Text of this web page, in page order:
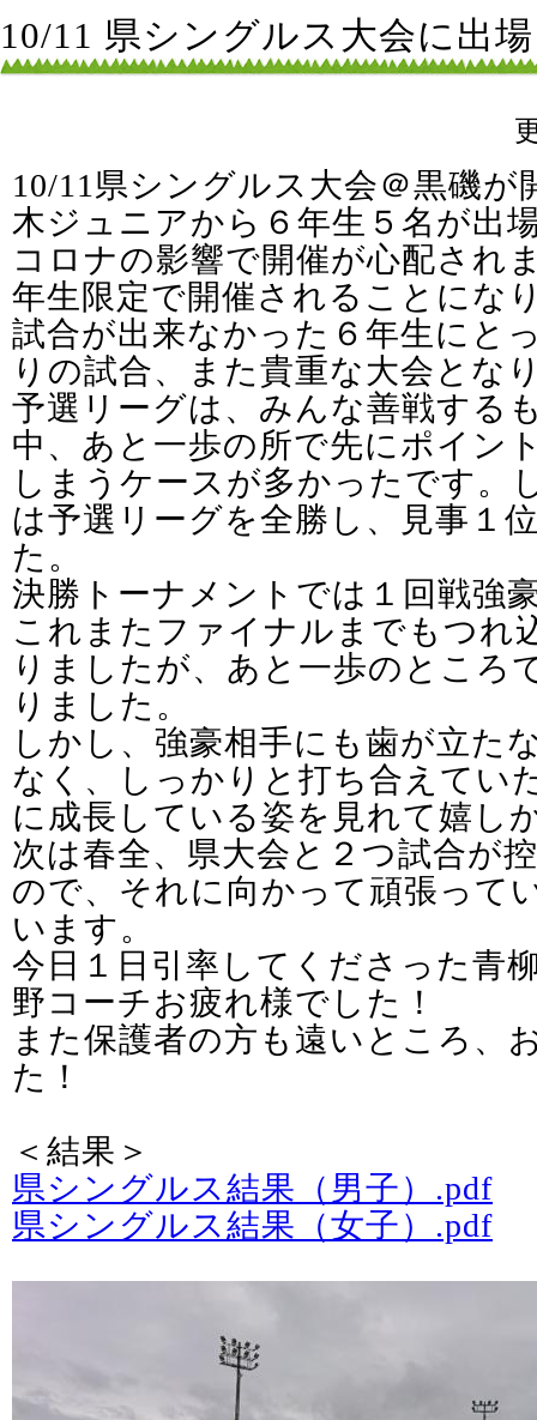
10/11 県シングルス大会に出
10/11県シングルス大会＠黒磯が
木ジュニアから６年生５名が出
コロナの影響で開催が心配され
年生限定で開催されることにな
試合が出来なかった６年生にと
りの試合、また貴重な大会とな
予選リーグは、みんな善戦する
中、あと一歩の所で先にポイン
しまうケースが多かったです。
は予選リーグを全勝し、見事１
た。
決勝トーナメントでは１回戦強
これまたファイナルまでもつれ
りましたが、あと一歩のところ
りました。
しかし、強豪相手にも歯が立た
なく、しっかりと打ち合えてい
に成長している姿を見れて嬉し
次は春全、県大会と２つ試合が
ので、それに向かって頑張って
います。
今日１日引率してくださった青
野コーチお疲れ様でした！
また保護者の方も遠いところ、
た！
＜結果＞
県シングルス結果（男子）.pdf
県シングルス結果（女子）.pdf